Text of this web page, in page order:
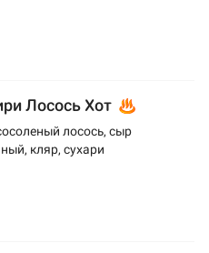
Лосось Хот
лосось, сыр
кляр, сухари